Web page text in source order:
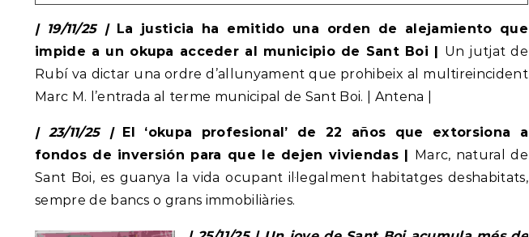
| 19/11/25 |La justicia ha emitido una orden de alejamiento que
impide a un okupa acceder al municipio de Sant Boi | Un jutjat de
Rubí va dictar una ordre d’allunyament que prohibeix al multireincident
Marc M. l’entrada al terme municipal de Sant Boi. | Antena |
| 23/11/25 |El ‘okupa profesional’ de 22 años que extorsiona a
fondos de inversión para que le dejen viviendas |
Marc, natural de
Sant Boi, es guanya la vida ocupant il·legalment habitatges deshabitats,
sempre de bancs o grans immobiliàries.